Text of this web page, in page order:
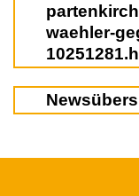
waehler-